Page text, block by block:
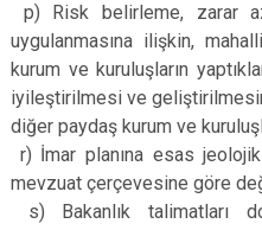
p) Risk belirleme, zarar
uygulanmasına ilişkin,
kurum ve kuruluşların
iyileştirilmesi ve
diğer paydaş kurum ve
r) İmar planına esas
mevzuat çerçevesine göre
s) Bakanlık talimatları